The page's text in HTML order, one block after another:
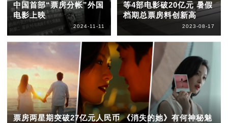
中国首部“票房分帐”外国
电影上映
2024-11-11
等4部电影破20亿元 暑假
档期总票房料创新高
2023-08-17
票房两星期突破27亿元人民币 《消失的她》有何神秘魅